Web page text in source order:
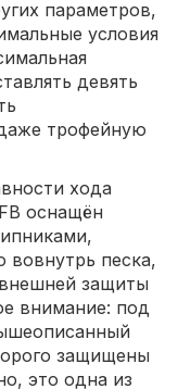
параметров,
условия
девять
трофейную
хода
оснащён
песка,
защиты
внимание: под
защищены
это одна из